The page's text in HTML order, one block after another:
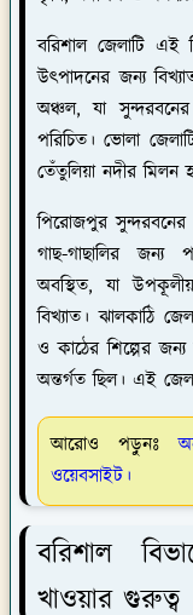
বরিশালজেলাটি এই
উৎপাদনের জন্য
অঞ্চল, যা
পরিচিত।ভোলা
তেঁতুলিয়া নদীর মিলন
পিরোজপুরসুন্দরবনের
গাছ-গাছালির জন্য
অবস্থিত, যা
বিখ্যাত।ঝালকাঠি
ও কাঠের শিল্পের
অন্তর্গত ছিল। এই
আরোও পড়ুনঃ
ওয়েবসাইট।
বরিশাল
খাওয়ার গুরুত্ব